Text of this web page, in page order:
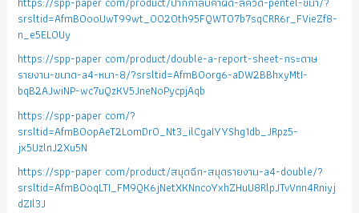
srsltid=AfmBOooUwT99wt_0020th95FQWTO7b7sqCRR6r_FVieZf8-
n_e5EL0Uy
https://spp-paper com/product/double-a-report-sheet-กระดาษ
รายงาน-ขนาด-a4-หนา-8/?srsltid=AfmBOorg6-aDW2BBhxyMtI-
bqB2AJwiNP-wc7uQzKV5JneNoPycpjAqb
https://spp-paper com/?
srsltid=AfmBOopAeT2LomDr0_Nt3_ilCgaIYYShg1db_JRpz5-
jx5UzlnJ2Xu5N
https://spp-paper com/product/สมุดฉีก-สมุดรายงาน-a4-double/?
srsltid=AfmBOoqLTI_FM9QK6jNetXKNncoYxhZHuU8RlpJTvVnn4Rniyj
dZIl3J